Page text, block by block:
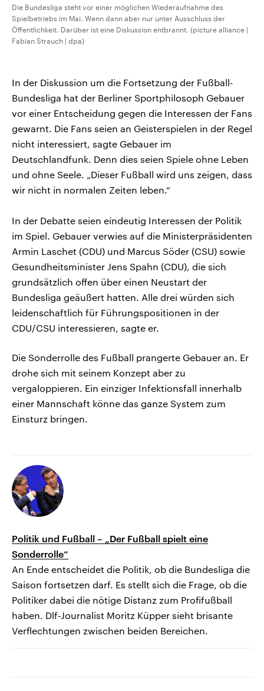
Die Bundesliga steht vor einer möglichen Wiederaufnahme des
Spielbetriebs im Mai. Wenn dann aber nur unter Ausschluss der
Öffentlichkeit. Darüber ist eine Diskussion entbrannt. (picture alliance |
Fabian Strauch | dpa)
In der Diskussion um die Fortsetzung der Fußball-
Bundesliga hat der Berliner Sportphilosoph Gebauer
vor einer Entscheidung gegen die Interessen der Fans
gewarnt. Die Fans seien an Geisterspielen in der Regel
nicht interessiert, sagte Gebauer im
Deutschlandfunk. Denn dies seien Spiele ohne Leben
und ohne Seele. „Dieser Fußball wird uns zeigen, dass
wir nicht in normalen Zeiten leben.“
In der Debatte seien eindeutig Interessen der Politik
im Spiel. Gebauer verwies auf die Ministerpräsidenten
Armin Laschet (CDU) und Marcus Söder (CSU) sowie
Gesundheitsminister Jens Spahn (CDU), die sich
grundsätzlich offen über einen Neustart der
Bundesliga geäußert hatten. Alle drei würden sich
leidenschaftlich für Führungspositionen in der
CDU/CSU interessieren, sagte er.
Die Sonderrolle des Fußball prangerte Gebauer an. Er
drohe sich mit seinem Konzept aber zu
vergaloppieren. Ein einziger Infektionsfall innerhalb
einer Mannschaft könne das ganze System zum
Einsturz bringen.
Politik und Fußball – „Der Fußball spielt eine
Sonderrolle“
An Ende entscheidet die Politik, ob die Bundesliga die
Saison fortsetzen darf. Es stellt sich die Frage, ob die
Politiker dabei die nötige Distanz zum Profifußball
haben. Dlf-Journalist Moritz Küpper sieht brisante
Verflechtungen zwischen beiden Bereichen.